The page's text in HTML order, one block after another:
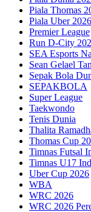
Piala Thomas
Piala Uber 2026
Premier League
Run D-City
SEA Esports
Sean Gelael
Sepak Bola
SEPAKBOLA
Super League
Taekwondo
Tenis Dunia
Thalita
Thomas Cup
Timnas Futsal
Timnas U17
Uber Cup 2026
WBA
WRC 2026
WRC 2026